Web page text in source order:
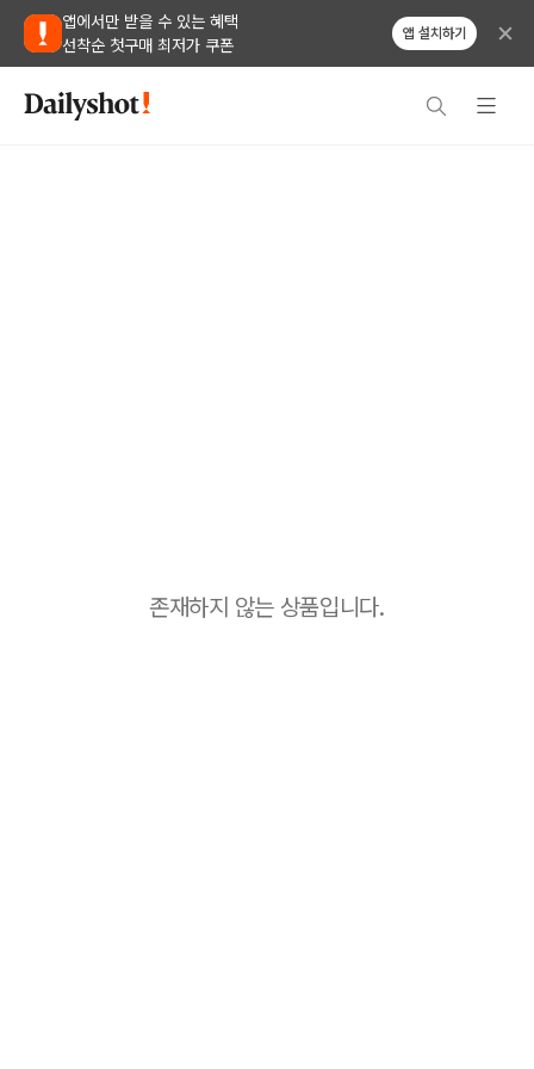
앱에서만 받을 수 있는 혜택
선착순 첫구매 최저가 쿠폰
앱 설치하기
존재하지 않는 상품입니다.